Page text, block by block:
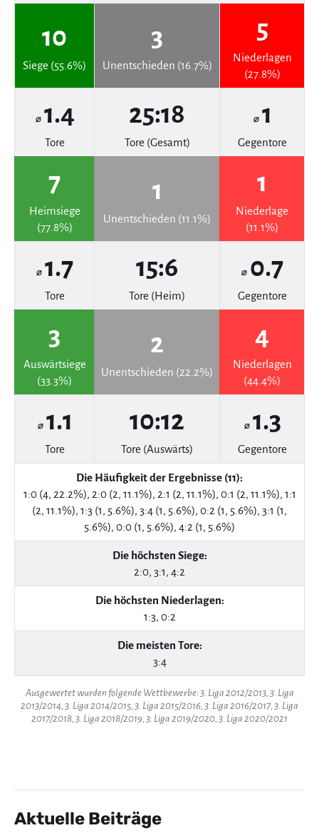
10
Siege (55.6%)
3
Unentschieden (16.7%)
5
Niederlagen
(27.8%)
⌀ 1.4
Tore
25:18
Tore (Gesamt)
⌀ 1
Gegentore
7
Heimsiege
(77.8%)
1
Unentschieden (11.1%)
1
Niederlage
(11.1%)
⌀ 1.7
Tore
15:6
Tore (Heim)
⌀ 0.7
Gegentore
3
Auswärtsiege
(33.3%)
2
Unentschieden (22.2%)
4
Niederlagen
(44.4%)
⌀ 1.1
Tore
10:12
Tore (Auswärts)
⌀ 1.3
Gegentore
Die Häufigkeit der Ergebnisse (11):
1:0 (4, 22.2%), 2:0 (2, 11.1%), 2:1 (2, 11.1%), 0:1 (2, 11.1%), 1:1
(2, 11.1%), 1:3 (1, 5.6%), 3:4 (1, 5.6%), 0:2 (1, 5.6%), 3:1 (1,
5.6%), 0:0 (1, 5.6%), 4:2 (1, 5.6%)
Die höchsten Siege:
2:0, 3:1, 4:2
Die höchsten Niederlagen:
1:3, 0:2
Die meisten Tore:
3:4
Ausgewertet wurden folgende Wettbewerbe: 3. Liga 2012/2013, 3. Liga
2013/2014, 3. Liga 2014/2015, 3. Liga 2015/2016, 3. Liga 2016/2017, 3. Liga
2017/2018, 3. Liga 2018/2019, 3. Liga 2019/2020, 3. Liga 2020/2021
Aktuelle Beiträge